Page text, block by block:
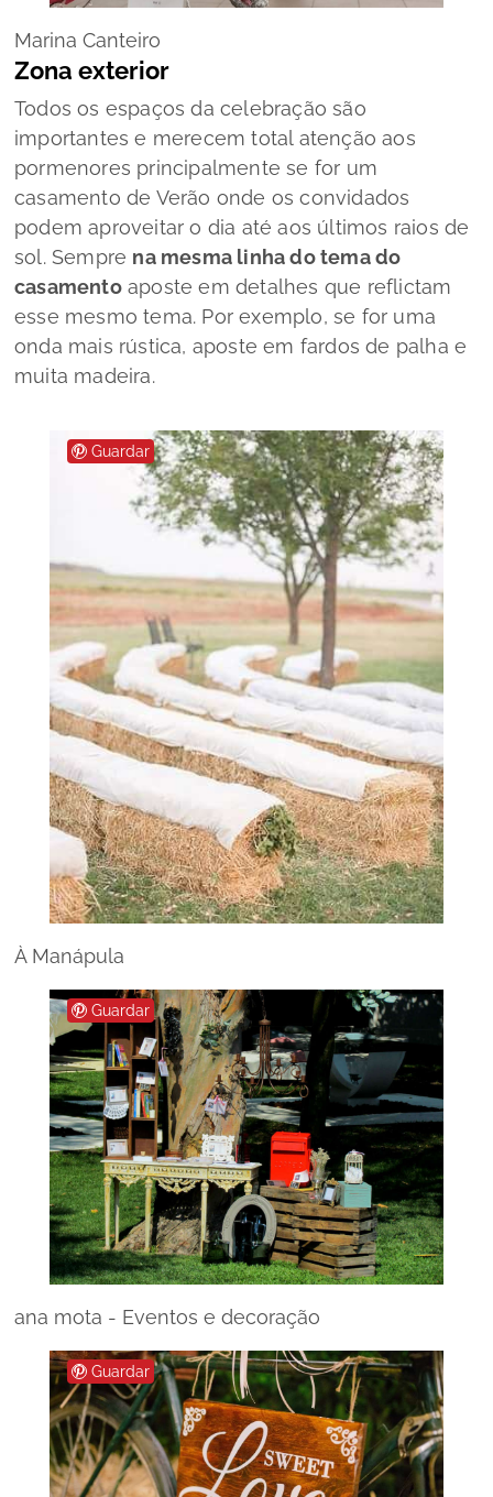
Marina Canteiro
Zona exterior
Todos os espaços da celebração são
importantes e merecem total atenção aos
pormenores principalmente se for um
casamento de Verão onde os convidados
podem aproveitar o dia até aos últimos raios de
sol. Sempre na mesma linha do tema do
casamentoaposte em detalhes que reflictam
esse mesmo tema. Por exemplo, se for uma
onda mais rústica, aposte em fardos de palha e
muita madeira.
Guardar
À Manápula
Guardar
ana mota - Eventos e decoração
Guardar